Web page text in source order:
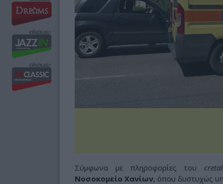
Σύμφωνα με πληροφορίες του
Νοσοκομείο Χανίων, όπου δυστυχώς